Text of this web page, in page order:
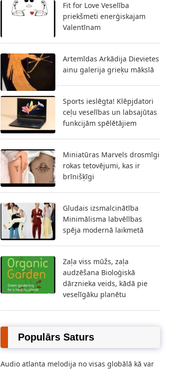
Fit for Love Veselība
priekšmeti enerģiskajam
Valentīnam
Artemīdas Arkādija Dievietes
ainu galerija grieķu mākslā
Sports ieslēgta! Klēpjdatori
ceļu veselības un labsajūtas
funkcijām spēlētājiem
Miniatūras Marvels drosmīgi
rokas tetovējumi, kas ir
brīnišķīgi
Gludais izsmalcinātība
Minimālisma labvēlības
spēja modernā laikmetā
Zaļa viss mūžs, zaļa
audzēšana Bioloģiskā
dārznieka veids, kādā pie
veselīgāku planētu
Populārs Saturs
Audio atlanta melodija no visas globālā kā var